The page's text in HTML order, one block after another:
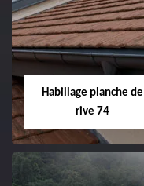
Habillage planche de
rive 74